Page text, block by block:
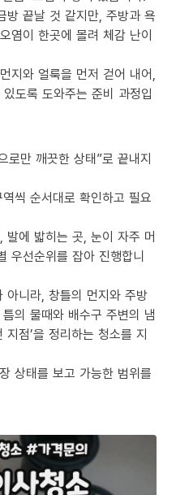
방 끝날 것 같지만, 주방과 욕
염이 한곳에 몰려 체감 난이
지와 얼룩을 먼저 걷어 내어,
도록 도와주는 준비 과정입
로만 깨끗한 상태”로 끝내지
씩 순서대로 확인하고 필요
에 밟히는 곳, 눈이 자주 머
우선순위를 잡아 진행합니
아니라, 창틀의 먼지와 주방
의 물때와 배수구 주변의 냄
점’을 정리하는 청소를 지
상태를 보고 가능한 범위를